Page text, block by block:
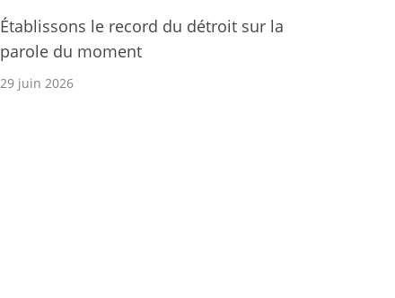
Établissons le record du détroit sur la
parole du moment
29 juin 2026